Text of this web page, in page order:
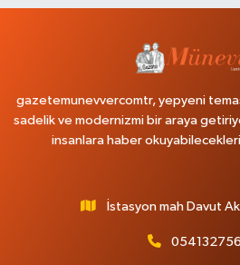
gazetemunevvercomtr, yepyeni
sadelik ve modernizmi bir araya
insanlara haber
İstasyon mah Davut